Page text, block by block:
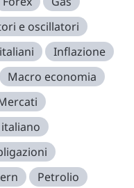
e oscillatori
Inflazione
Macro economia
Petrolio